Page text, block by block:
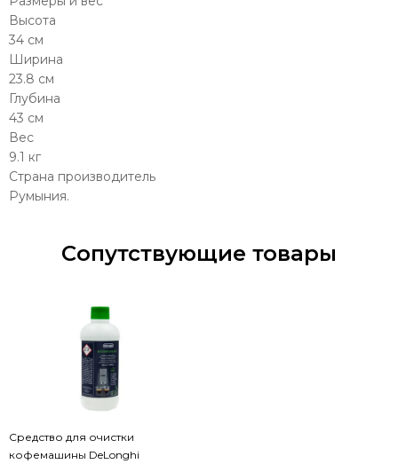
Высота
34 см
Ширина
23.8 см
Глубина
43 см
Вес
9.1 кг
Страна производитель
Румыния.
Сопутствующие товары
Средство для очистки
кофемашины DeLonghi